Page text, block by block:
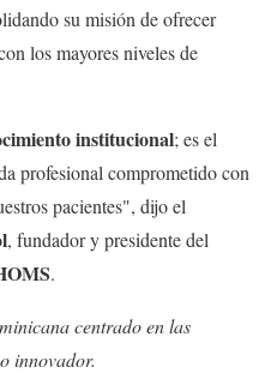
su misión de ofrecer
los mayores niveles de
institucional; es el
profesional comprometido con
pacientes", dijo el
, fundador y presidente del
.
centrado en las
innovador.